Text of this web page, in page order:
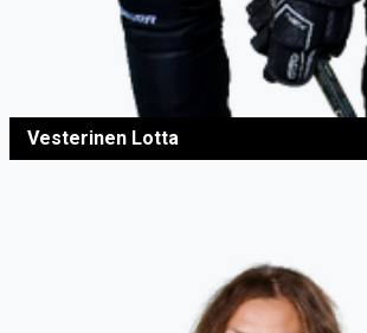
Vesterinen Lotta